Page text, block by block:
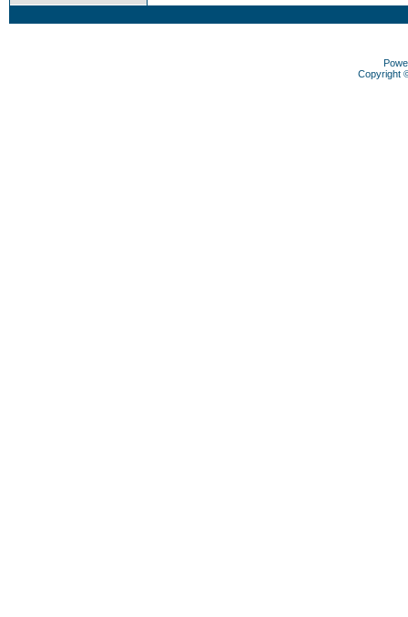
Copyright